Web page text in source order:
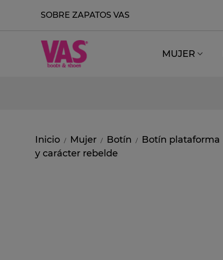
SOBRE ZAPATOS VAS
MUJER
Inicio / Mujer / Botín / Botín plataforma
y carácter rebelde